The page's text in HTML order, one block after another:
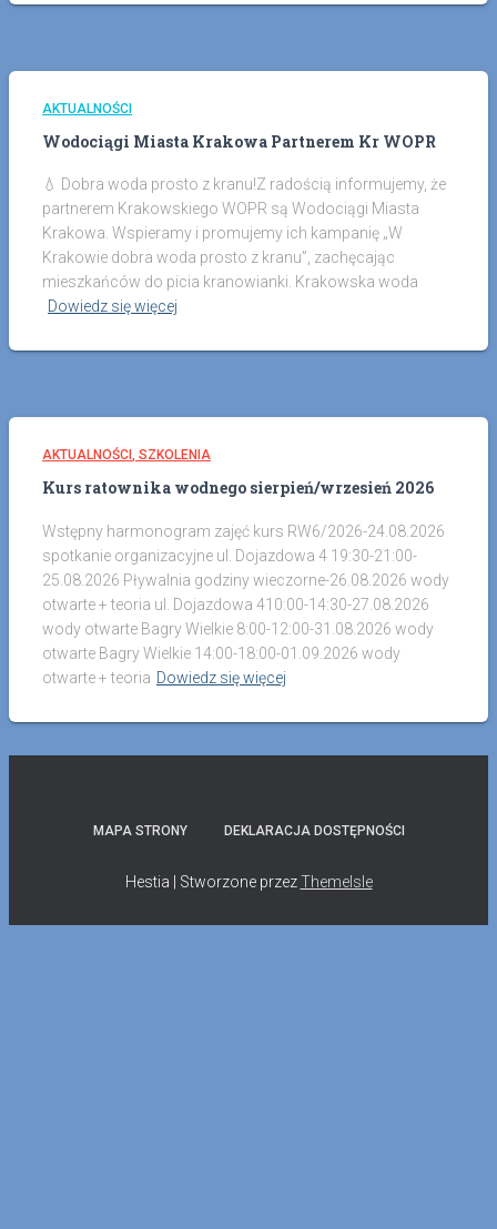
AKTUALNOŚCI
Wodociągi Miasta Krakowa Partnerem Kr WOPR
💧 Dobra woda prosto z kranu!Z radością informujemy, że
partnerem Krakowskiego WOPR są Wodociągi Miasta
Krakowa. Wspieramy i promujemy ich kampanię „W
Krakowie dobra woda prosto z kranu”, zachęcając
mieszkańców do picia kranowianki. Krakowska woda
Dowiedz się więcej
AKTUALNOŚCI SZKOLENIA
Kurs ratownika wodnego sierpień/wrzesień 2026
Wstępny harmonogram zajęć kurs RW6/2026-24.08.2026
spotkanie organizacyjne ul. Dojazdowa 4 19:30-21:00-
25.08.2026 Pływalnia godziny wieczorne-26.08.2026 wody
otwarte + teoria ul. Dojazdowa 410:00-14:30-27.08.2026
wody otwarte Bagry Wielkie 8:00-12:00-31.08.2026 wody
otwarte Bagry Wielkie 14:00-18:00-01.09.2026 wody
otwarte + teoria Dowiedz się więcej
MAPA STRONY DEKLARACJA DOSTĘPNOŚCI
Hestia | Stworzone przezThemeIsle